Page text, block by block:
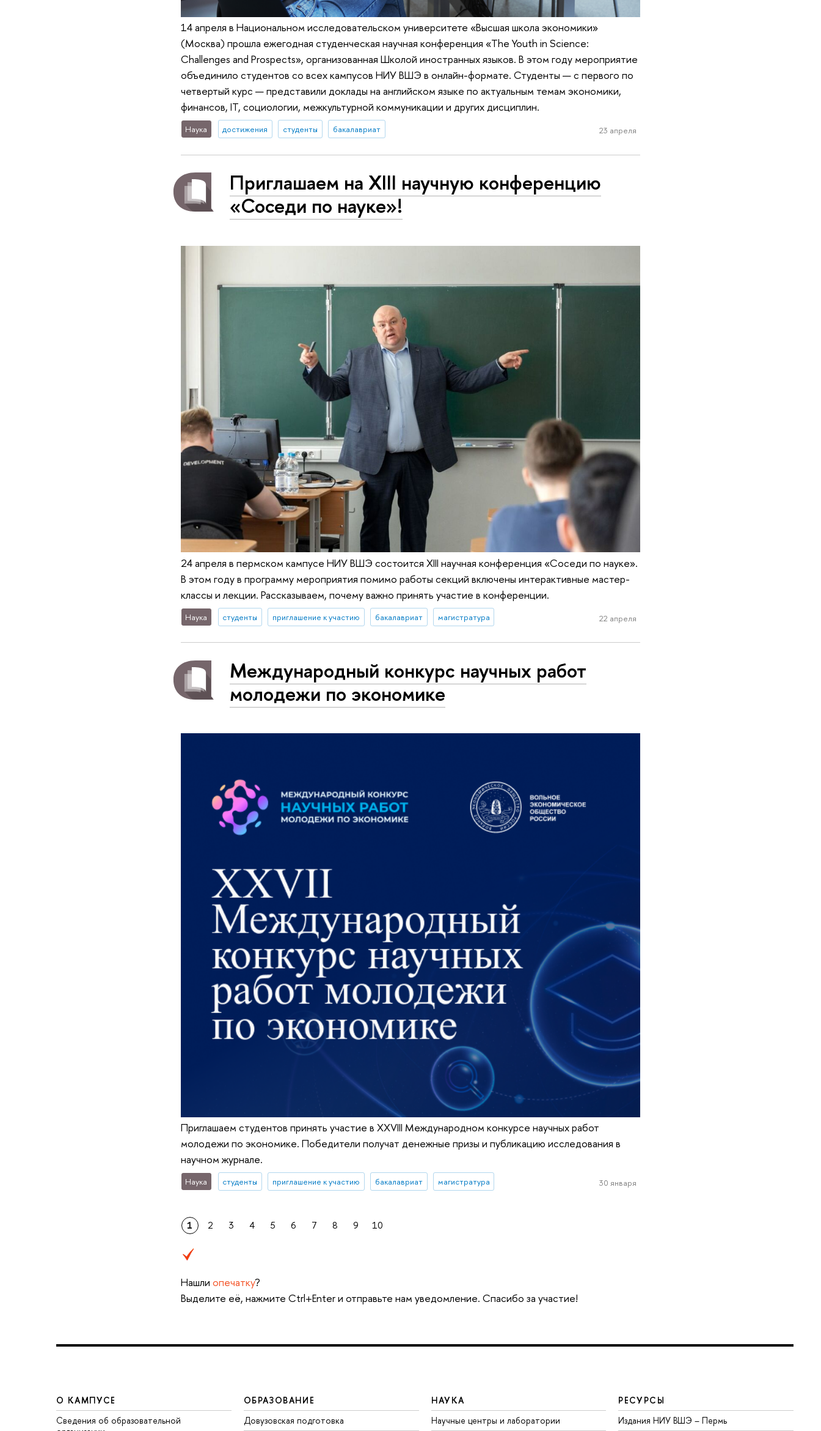
14 апреля в Национальном исследовательском университете «Высшая школа экономики»
(Москва) прошла ежегодная студенческая научная конференция «The Youth in Science:
Challenges and Prospects», организованная Школой иностранных языков. В этом году мероприятие
объединило студентов со всех кампусов НИУ ВШЭ в онлайн-формате. Студенты — с первого по
четвертый курс — представили доклады на английском языке по актуальным темам экономики,
финансов, IT, социологии, межкультурной коммуникации и других дисциплин.
Наука достижения студенты бакалавриат 23 апреля
Приглашаем на XIII научную конференцию
«Соседи по науке»!
24 апреля в пермском кампусе НИУ ВШЭ состоится XIII научная конференция «Соседи по науке».
В этом году в программу мероприятия помимо работы секций включены интерактивные мастер-
классы и лекции. Рассказываем, почему важно принять участие в конференции.
Наука студенты приглашение к участию бакалавриат магистратура 22 апреля
Международный конкурс научных работ
молодежи по экономике
Приглашаем студентов принять участие в XXVIII Международном конкурсе научных работ
молодежи по экономике. Победители получат денежные призы и публикацию исследования в
научном журнале.
Наука студенты приглашение к участию бакалавриат магистратура 30 января
1 2 3 4 5 6 7 8 9 10
Нашли опечатку?
Выделите её, нажмите Ctrl+Enter и отправьте нам уведомление. Спасибо за участие!
О КАМПУСЕ
Сведения об образовательной
ОБРАЗОВАНИЕ
Довузовская подготовка
НАУКА
Научные центры и лаборатории
РЕСУРСЫ
Издания НИУ ВШЭ ­– Пермь